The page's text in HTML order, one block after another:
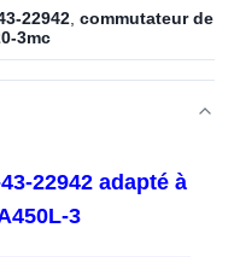
22942 commutateur de
3mc
22942 adapté à
3